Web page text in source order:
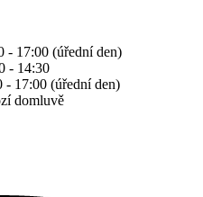
17:00 (úřední den)
- 14:30
17:00 (úřední den)
domluvě